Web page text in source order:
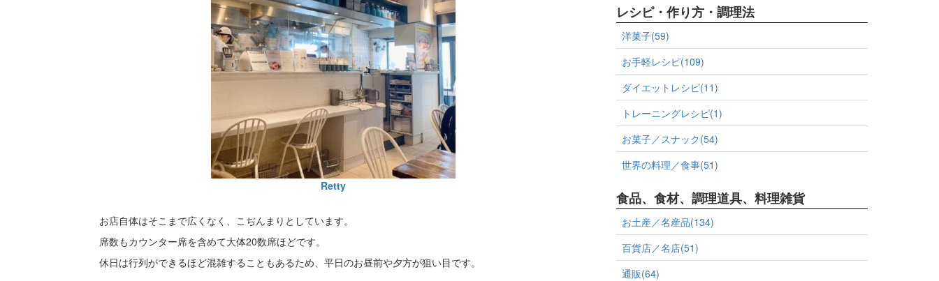
Retty
お店自体はそこまで広くなく、こぢんまりとしています。
席数もカウンター席を含めて大体20数席ほどです。
休日は行列ができるほど混雑することもあるため、平日のお昼前や夕方が狙い目です。
レシピ・作り方・調理法
洋菓子(59)
お手軽レシピ(109)
ダイエットレシピ(11)
トレーニングレシピ(1)
お菓子／スナック(54)
世界の料理／食事(51)
食品、食材、調理道具、料理雑貨
お土産／名産品(134)
百貨店／名店(51)
通販(64)